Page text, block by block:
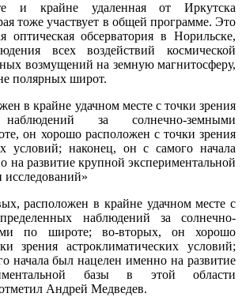
и крайне удаленная от Иркутска
тоже участвует в общей программе. Это
оптическая обсерватория в Норильске,
всех воздействий космической
возмущений на земную магнитосферу,
полярных широт.
в крайне удачном месте с точки зрения
наблюдений за солнечно-земными
он хорошо расположен с точки зрения
условий; наконец, он с самого начала
на развитие крупной экспериментальной
исследований»
расположен в крайне удачном месте с
наблюдений за солнечно-
по широте; во-вторых, он хорошо
зрения астроклиматических условий;
начала был нацелен именно на развитие
базы в этой области
Андрей Медведев.